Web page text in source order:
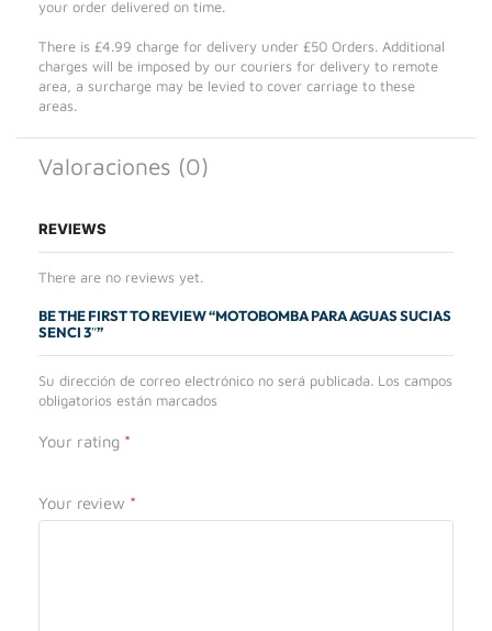
your order delivered on time.
There is £4.99 charge for delivery under £50 Orders. Additional
charges will be imposed by our couriers for delivery to remote
area, a surcharge may be levied to cover carriage to these
areas.
Valoraciones (0)
REVIEWS
There are no reviews yet.
BE THE FIRST TO REVIEW “MOTOBOMBA PARA AGUAS SUCIAS
SENCI 3″”
Su dirección de correo electrónico no será publicada. Los campos
obligatorios están marcados
Your rating *
Your review *